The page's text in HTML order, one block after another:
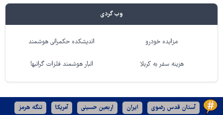
وب گردی
مزایده خودرو اندیشکده حکمرانی هوشمند
هزینه سفر به کربلا انبار هوشمند فلزات گرانبها
آستان قدس رضوی ایران اربعین حسینی آمریکا تنگه هرمز